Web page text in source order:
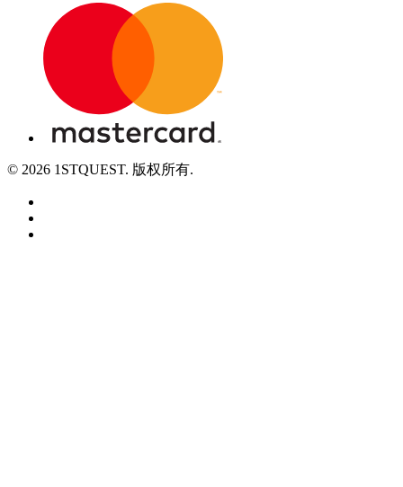
© 2026 1STQUEST. 版权所有.